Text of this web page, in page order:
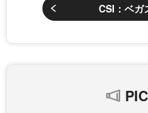
CSI：ベガ